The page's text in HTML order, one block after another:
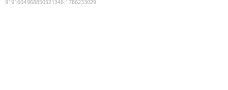
9191604968850521346:1786233029